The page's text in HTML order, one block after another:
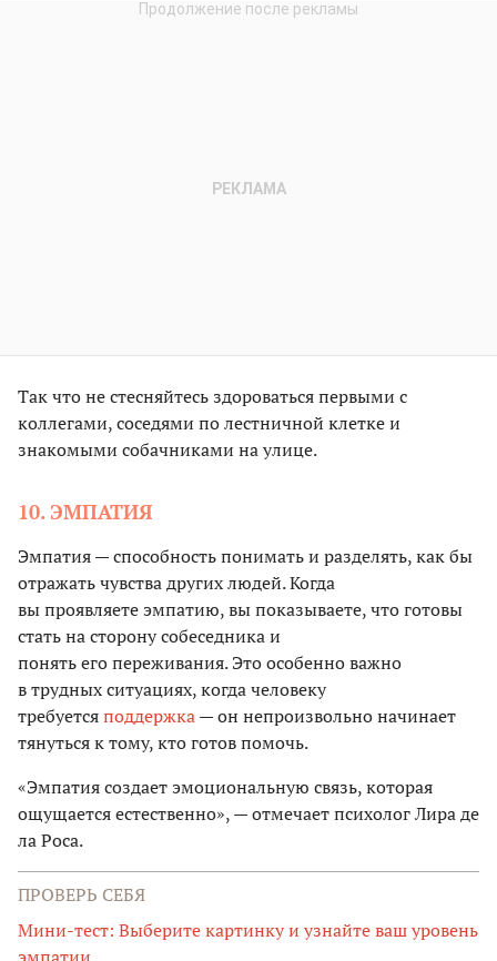
Так что не стесняйтесь здороваться первыми с
коллегами, соседями по лестничной клетке и
знакомыми собачниками на улице.
10. ЭМПАТИЯ
Эмпатия — способность понимать и разделять, как бы
отражать чувства других людей. Когда
вы проявляете эмпатию, вы показываете, что готовы
стать на сторону собеседника и
понять его переживания. Это особенно важно
в трудных ситуациях, когда человеку
требуетсяподдержка— он непроизвольно начинает
тянуться к тому, кто готов помочь.
«Эмпатия создает эмоциональную связь, которая
ощущается естественно», — отмечает психолог Лира де
ла Роса.
ПРОВЕРЬ СЕБЯ
Мини-тест: Выберите картинку и узнайте ваш уровень